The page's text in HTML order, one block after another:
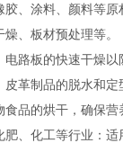
、涂料、颜料等原
、板材预处理等‌。
路板的快速干燥以
革制品的脱水和定
品的烘干，确保营
、化工等行业‌：适